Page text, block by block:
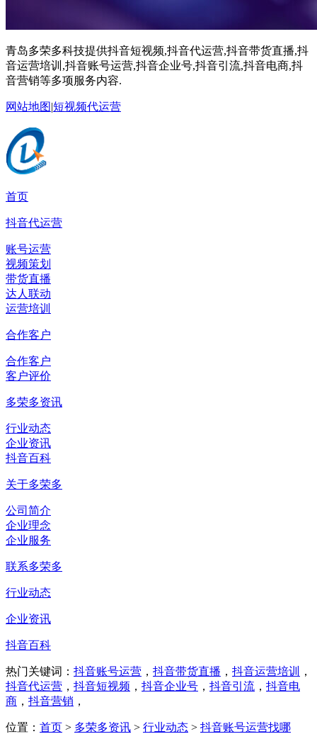
青岛多荣多科技提供抖音短视频,抖音代运营,抖音带货直播,抖
音运营培训,抖音账号运营,抖音企业号,抖音引流,抖音电商,抖
音营销等多项服务内容.
网站地图|短视频代运营
首页
抖音代运营
账号运营
视频策划
带货直播
达人联动
运营培训
合作客户
合作客户
客户评价
多荣多资讯
行业动态
企业资讯
抖音百科
关于多荣多
公司简介
企业理念
企业服务
联系多荣多
行业动态
企业资讯
抖音百科
热门关键词： 抖音账号运营 ， 抖音带货直播 ， 抖音运营培训
，
抖音代运营 ， 抖音短视频 ， 抖音企业号 ， 抖音引流 ， 抖音电
商 ， 抖音营销 ，
位置： 首页 > 多荣多资讯 > 行业动态 > 抖音账号运营找哪